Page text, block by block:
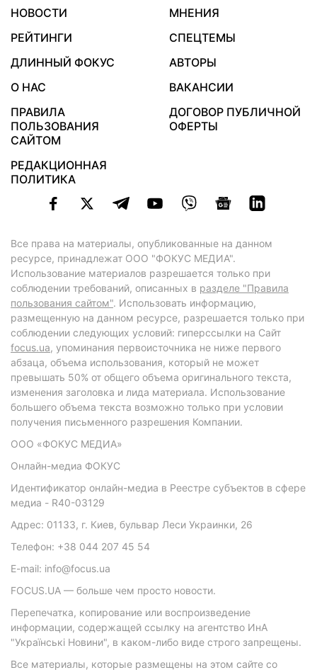
НОВОСТИ
МНЕНИЯ
РЕЙТИНГИ
СПЕЦТЕМЫ
ДЛИННЫЙ ФОКУС
АВТОРЫ
О НАС
ВАКАНСИИ
ПРАВИЛА
ПОЛЬЗОВАНИЯ
САЙТОМ
ДОГОВОР ПУБЛИЧНОЙ
ОФЕРТЫ
РЕДАКЦИОННАЯ
ПОЛИТИКА
Все права на материалы, опубликованные на данном
ресурсе, принадлежат ООО "ФОКУС МЕДИА".
Использование материалов разрешается только при
соблюдении требований, описанных в разделе "Правила
пользования сайтом". Использовать информацию,
размещенную на данном ресурсе, разрешается только при
соблюдении следующих условий: гиперссылки на Сайт
focus.ua, упоминания первоисточника не ниже первого
абзаца, объема использования, который не может
превышать 50% от общего объема оригинального текста,
изменения заголовка и лида материала. Использование
большего объема текста возможно только при условии
получения письменного разрешения Компании.
ООО «ФОКУС МЕДИА»
Онлайн-медиа ФОКУС
Идентификатор онлайн-медиа в Реестре субъектов в сфере
медиа - R40-03129
Адрес: 01133, г. Киев, бульвар Леси Украинки, 26
Телефон: +38 044 207 45 54
E-mail: info@focus.ua
FOCUS.UA — больше чем просто новости.
Перепечатка, копирование или воспроизведение
информации, содержащей ссылку на агентство ИнА
"Українські Новини", в каком-либо виде строго запрещены.
Все материалы, которые размещены на этом сайте со